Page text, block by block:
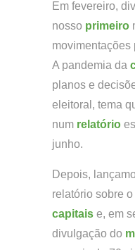
Em fevereiro,
nosso primeiro
movimentações
A pandemia da
planos e
eleitoral, tema
num relatório
junho.
Depois,
relatório sobre
capitais e, em
divulgação do